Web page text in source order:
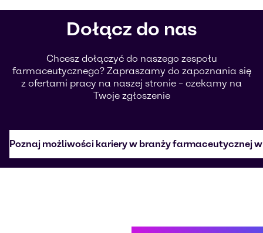
Dołącz do nas
Chcesz dołączyć do naszego zespołu
farmaceutycznego? Zapraszamy do zapoznania się
z ofertami pracy na naszej stronie – czekamy na
Twoje zgłoszenie
Poznaj możliwości kariery w branży farmaceutycznej